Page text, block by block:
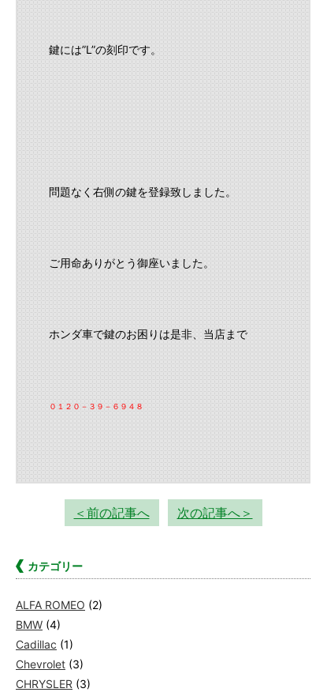
鍵には”L”の刻印です。
問題なく右側の鍵を登録致しました。
ご用命ありがとう御座いました。
ホンダ車で鍵のお困りは是非、当店まで
０１２０－３９－６９４８
＜前の記事へ 次の記事へ＞
カテゴリー
ALFA ROMEO (2)
BMW (4)
Cadillac (1)
Chevrolet (3)
CHRYSLER (3)